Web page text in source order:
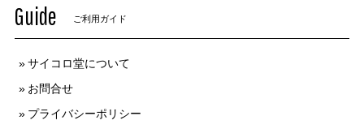
Guide ご利用ガイド
サイコロ堂について
お問合せ
プライバシーポリシー